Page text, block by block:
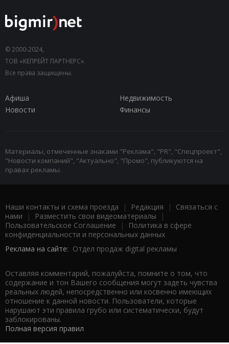
© 2000-2024,
ТОВ «КЕПРЕЙТ ПАРТНЕРС».
Все права защищены.
Афиша
Недвижимость
Новости
Финансы
Материалы, отмеченные знаками "Реклама", "PR", "Спецпроект",
"Новости компаний", "Актуально", "Промо", публикуются на
правах рекламы.
Наши контакты и схема проезда | Редакция | Связаться с
нами | Разместить свои видеоматериалы |
Пользовательское Соглашение |
Политика в сфере
конфиденциальности и персональных данных
Реклама на сайте: Отдел продаж digital рекламы
Оставляя комментарий, пожалуйста, помните о том, что
содержание и тон Вашего сообщения могут задеть чувства
реальных людей, непосредственно или косвенно имеющих
отношение к данной новости. Пользователи, которые
нарушают эти правила грубо или систематически, будут
заблокированы.
Полная версия правил